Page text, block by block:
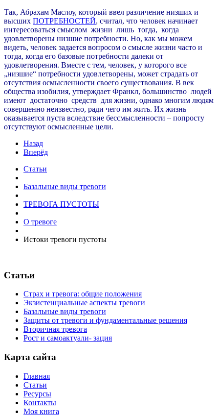
Так, Абрахам Маслоу, который ввел различение низших и
высших ПОТРЕБНОСТЕЙ, считал, что человек начинает
интересоваться смыслом жизни лишь тогда, когда
удовлетворены низшие потребности. Но, как мы можем
видеть, человек задается вопросом о смысле жизни часто и
тогда, когда его базовые потребности далеки от
удовлетворения. Вместе с тем, человек, у которого все
„низшие“ потребности удовлетворены, может страдать от
отсутствия осмысленности своего существования. В век
общества изобилия, утверждает Франкл, большинство людей
имеют достаточно средств для жизни, однако многим людям
совершенно неизвестно, ради чего им жить. Их жизнь
оказывается пуста вследствие бессмысленности – попросту
отсутствуют осмысленные цели.
Назад
Вперёд
Статьи
Базальные виды тревоги
ТРЕВОГА ПУСТОТЫ
О тревоге
Истоки тревоги пустоты
Статьи
Страх и тревога: общие положения
Экзистенциальные аспекты тревоги
Базальные виды тревоги
Защиты от тревоги и фундаментальные решения
Вторичная тревога
Рост и самоактуали- зация
Карта сайта
Главная
Статьи
Ресурсы
Контакты
Моя книга